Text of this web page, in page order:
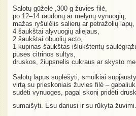
Salotų gūželė ,300 g žuvies filė,
po 12–14 raudonų ar mėlynų vynuogių,
mažas ryšulėlis salierų ar petražolių lapų,
4 šaukštai alyvuogių aliejaus,
2 šaukštai obuolių acto,
1 kupinas šaukštas išlukštentų
pusės citrinos sultys,
druskos, žiupsnelis cukraus ar skysto
Salotų lapus suplėšyti, smulkiai
virtą su prieskoniais žuvies filė –
sudėti vynuoges, pagal skonį pridėti
sumaišyti. Esu dariusi ir su rūkyta žuvimi.